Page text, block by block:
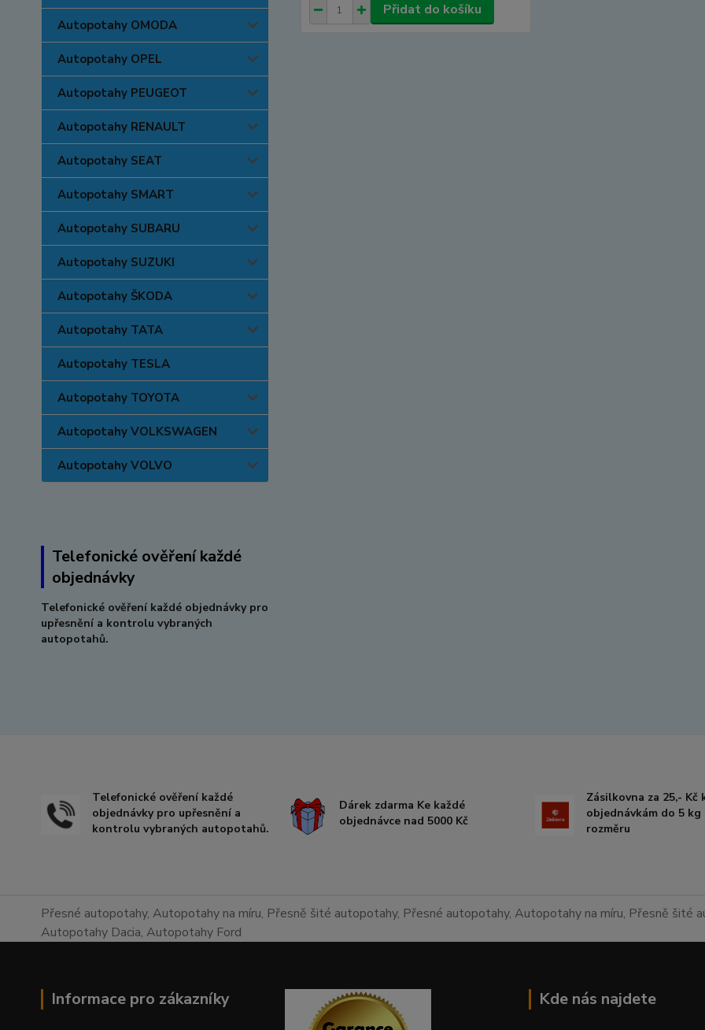
Autopotahy OMODA
Autopotahy OPEL
Autopotahy PEUGEOT
Autopotahy RENAULT
Autopotahy SEAT
Autopotahy SMART
Autopotahy SUBARU
Autopotahy SUZUKI
Autopotahy ŠKODA
Autopotahy TATA
Autopotahy TESLA
Autopotahy TOYOTA
Autopotahy VOLKSWAGEN
Autopotahy VOLVO
Telefonické ověření každé
objednávky
Telefonické ověření každé objednávky pro
upřesnění a kontrolu vybraných
autopotahů.
Přidat do košíku
Telefonické ověření každé
objednávky pro upřesnění a
kontrolu vybraných autopotahů.
Dárek zdarma Ke každé
objednávce nad 5000 Kč
Zásilkovna za 25,- Kč
objednávkám do 5 kg
rozměru
Přesné autopotahy, Autopotahy na míru, Přesně šité autopotahy, Přesné autopotahy, Autopotahy na míru, Přesně
Autopotahy Dacia, Autopotahy Ford
Informace pro zákazníky Kde nás najdete